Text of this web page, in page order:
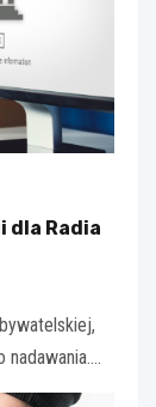
dla Radia
nadawania.…